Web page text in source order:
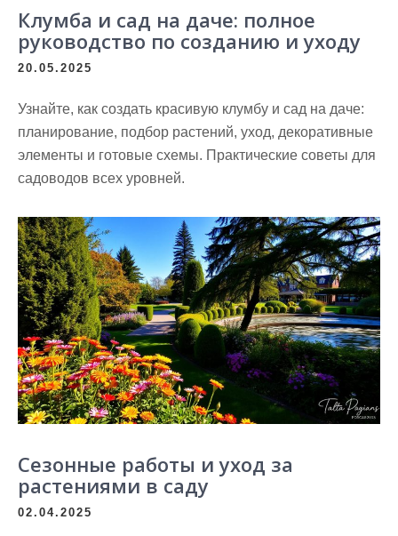
Клумба и сад на даче: полное
руководство по созданию и уходу
20.05.2025
Узнайте, как создать красивую клумбу и сад на даче:
планирование, подбор растений, уход, декоративные
элементы и готовые схемы. Практические советы для
садоводов всех уровней.
Сезонные работы и уход за
растениями в саду
02.04.2025